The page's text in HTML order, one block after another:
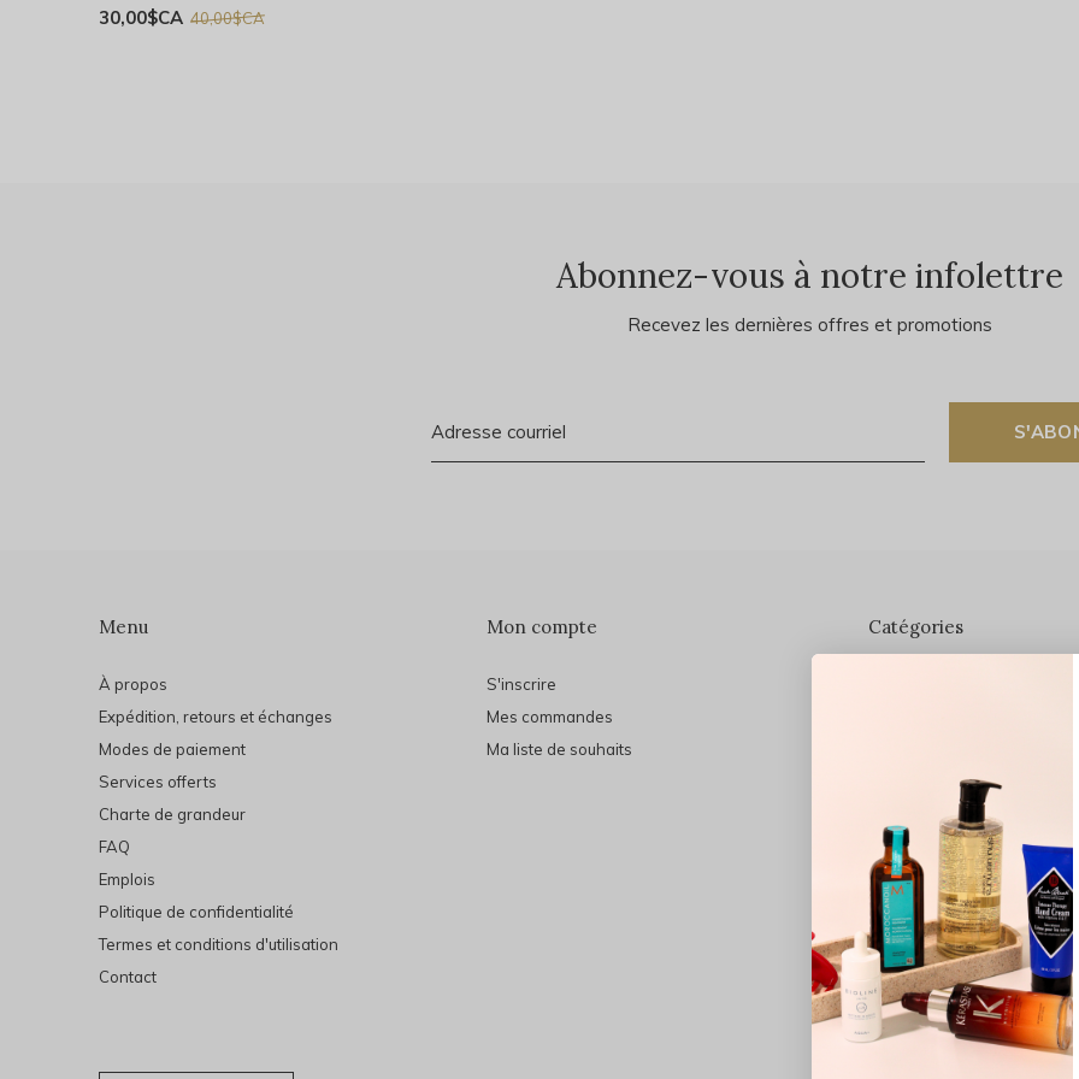
30,00$CA 40,00$CA
Abonnez-vous à notre infolettre
Recevez les dernières offres et promotions
Menu
À propos
Expédition, retours et échanges
Modes de paiement
Services offerts
Charte de grandeur
FAQ
Emplois
Politique de confidentialité
Termes et conditions d'utilisation
Contact
Mon compte
S'inscrire
Mes commandes
Ma liste de souhaits
Catégories
Soins du visage
Maquillage
Bain et Corps
Bijoux